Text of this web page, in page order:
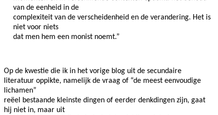
van de eenheid in de
complexiteit van de verscheidenheid en de verandering. Het is
niet voor niets
dat men hem een monist noemt.”
Op de kwestie die ik in het vorige blog uit de secundaire
literatuur oppikte, namelijk de vraag of “de meest eenvoudige
lichamen”
reëel bestaande kleinste dingen of eerder denkdingen zijn, gaat
hij niet in, maar uit